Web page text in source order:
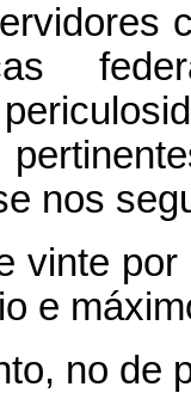
nos
por
e
no de